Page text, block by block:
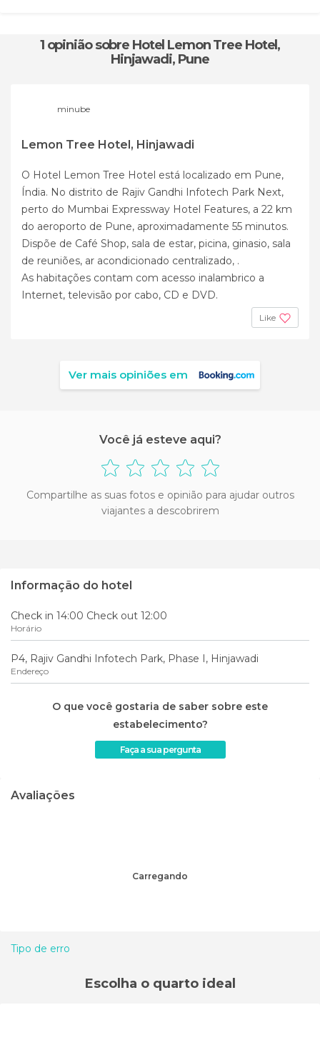
1 opiniãosobre Hotel Lemon Tree Hotel,
Hinjawadi, Pune
minube
Lemon Tree Hotel, Hinjawadi
O Hotel Lemon Tree Hotel está localizado em Pune,
Índia. No distrito de Rajiv Gandhi Infotech Park Next,
perto do Mumbai Expressway Hotel Features, a 22 km
do aeroporto de Pune, aproximadamente 55 minutos.
Dispõe de Café Shop, sala de estar, picina, ginasio, sala
de reuniões, ar acondicionado centralizado, .
As habitações contam com acesso inalambrico a
Internet, televisão por cabo, CD e DVD.
Like
Ver mais opiniões em
Você já esteve aqui?
Compartilhe as suas fotos e opinião para ajudar outros
viajantes a descobrirem
Informação do hotel
Check in 14:00 Check out 12:00
Horário
P4, Rajiv Gandhi Infotech Park, Phase I, Hinjawadi
Endereço
O que você gostaria de saber sobre este
estabelecimento?
Faça a sua pergunta
Avaliações
Carregando
Tipo de erro
Escolha o quarto ideal